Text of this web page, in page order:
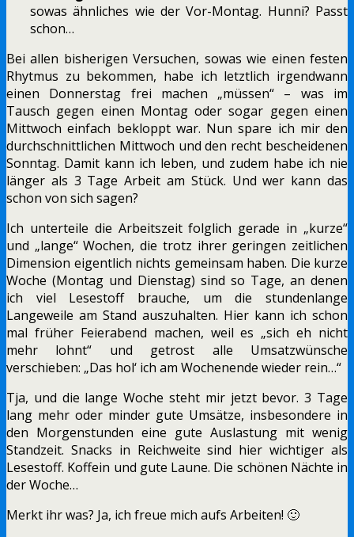
sowas ähnliches wie der Vor-Montag. Hunni? Passt
schon…
Bei allen bisherigen Versuchen, sowas wie einen festen
Rhytmus zu bekommen, habe ich letztlich irgendwann
einen Donnerstag frei machen „müssen“ – was im
Tausch gegen einen Montag oder sogar gegen einen
Mittwoch einfach bekloppt war. Nun spare ich mir den
durchschnittlichen Mittwoch und den recht bescheidenen
Sonntag. Damit kann ich leben, und zudem habe ich nie
länger als 3 Tage Arbeit am Stück. Und wer kann das
schon von sich sagen?
Ich unterteile die Arbeitszeit folglich gerade in „kurze“
und „lange“ Wochen, die trotz ihrer geringen zeitlichen
Dimension eigentlich nichts gemeinsam haben. Die kurze
Woche (Montag und Dienstag) sind so Tage, an denen
ich viel Lesestoff brauche, um die stundenlange
Langeweile am Stand auszuhalten. Hier kann ich schon
mal früher Feierabend machen, weil es „sich eh nicht
mehr lohnt“ und getrost alle Umsatzwünsche
verschieben: „Das hol‘ ich am Wochenende wieder rein…“
Tja, und die lange Woche steht mir jetzt bevor. 3 Tage
lang mehr oder minder gute Umsätze, insbesondere in
den Morgenstunden eine gute Auslastung mit wenig
Standzeit. Snacks in Reichweite sind hier wichtiger als
Lesestoff. Koffein und gute Laune. Die schönen Nächte in
der Woche…
Merkt ihr was? Ja, ich freue mich aufs Arbeiten! 🙂